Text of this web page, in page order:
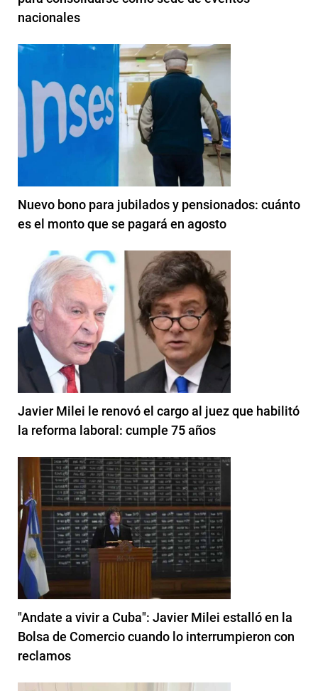
nacionales
Nuevo bono para jubilados y pensionados: cuánto
es el monto que se pagará en agosto
Javier Milei le renovó el cargo al juez que habilitó
la reforma laboral: cumple 75 años
"Andate a vivir a Cuba": Javier Milei estalló en la
Bolsa de Comercio cuando lo interrumpieron con
reclamos